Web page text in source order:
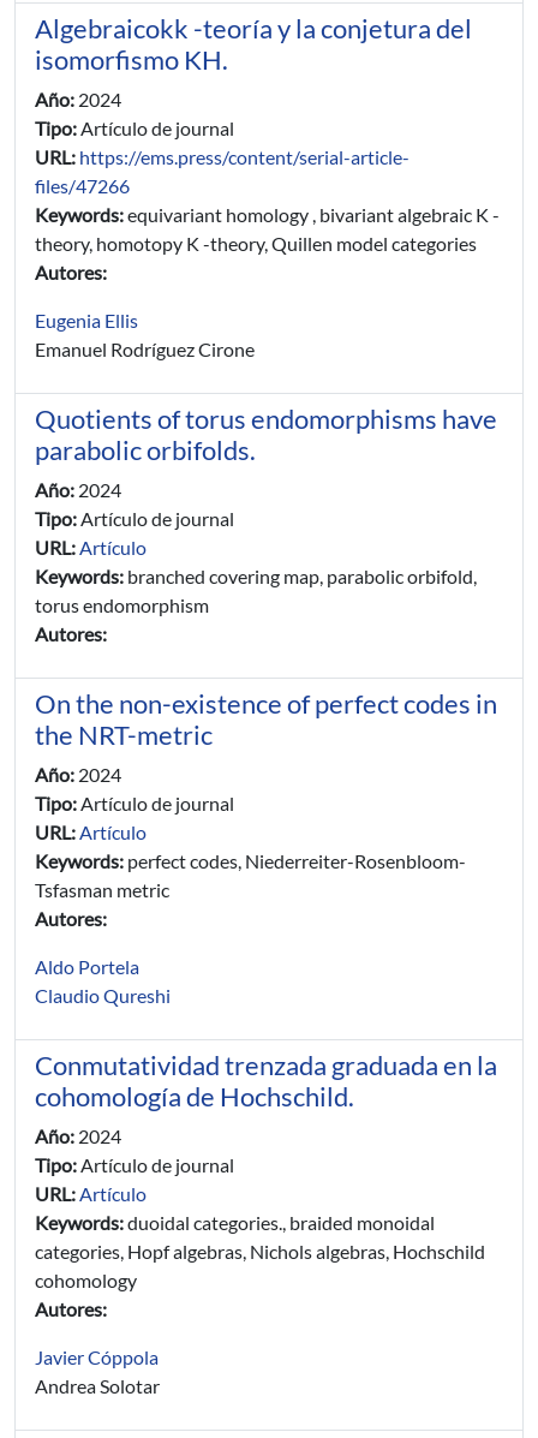
Algebraicokk -teoría y la conjetura del
isomorfismo KH.
Año: 2024
Tipo:Artículo de journal
URL: https://ems.press/content/serial-article-
files/47266
Keywords:equivariant homology , bivariant algebraic K -
theory, homotopy K -theory, Quillen model categories
Autores:
Eugenia Ellis
Emanuel Rodríguez Cirone
Quotients of torus endomorphisms have
parabolic orbifolds.
Año: 2024
Tipo:Artículo de journal
URL:Artículo
Keywords: branched covering map, parabolic orbifold,
torus endomorphism
Autores:
On the non-existence of perfect codes in
the NRT-metric
Año: 2024
Tipo:Artículo de journal
URL:Artículo
Keywords: perfect codes, Niederreiter-Rosenbloom-
Tsfasman metric
Autores:
Aldo Portela
Claudio Qureshi
Conmutatividad trenzada graduada en la
cohomología de Hochschild.
Año: 2024
Tipo:Artículo de journal
URL:Artículo
Keywords:duoidal categories., braided monoidal
categories, Hopf algebras, Nichols algebras, Hochschild
cohomology
Autores:
Javier Cóppola
Andrea Solotar